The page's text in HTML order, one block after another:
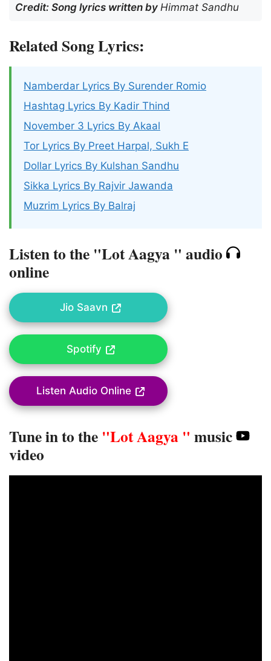
Credit: Song lyrics written by Himmat Sandhu
Related Song Lyrics:
Namberdar Lyrics By Surender Romio
Hashtag Lyrics By Kadir Thind
November 3 Lyrics By Akaal
Tor Lyrics By Preet Harpal, Sukh E
Dollar Lyrics By Kulshan Sandhu
Sikka Lyrics By Rajvir Jawanda
Muzrim Lyrics By Balraj
Listen to the "Lot Aagya " audio
online
Jio Saavn
Spotify
Listen Audio Online
Tune in to the "Lot Aagya " music
video